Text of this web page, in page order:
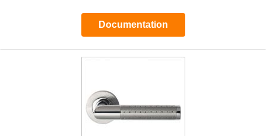
Documentation